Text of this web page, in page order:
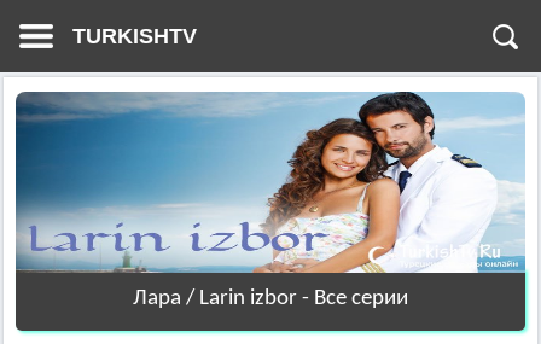
TURKISHTV
Лара / Larin izbor - Все серии